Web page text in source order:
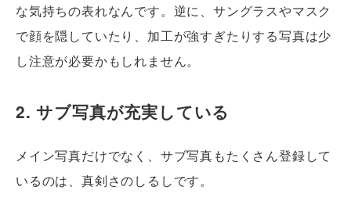
な気持ちの表れなんです。逆に、サングラスやマスク
で顔を隠していたり、加工が強すぎたりする写真は少
し注意が必要かもしれません。
2. サブ写真が充実している
メイン写真だけでなく、サブ写真もたくさん登録して
いるのは、真剣さのしるしです。